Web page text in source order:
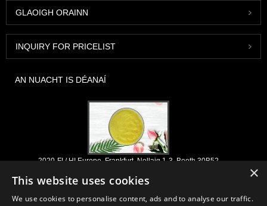
GLAOIGH ORAINN
INQUIRY FOR PRICELIST
AN NUACHT IS DÉANAÍ
2020-FI / HI Europe, Frankfurt, Nollaig 1-3, Booth 30B52
2021/03/30
Déanaimid na comhábhair agus na táirgí riachtanacha a fhorbairt, a
×
This website uses cookies
We use cookies to personalise content, ads and to analyse our traffic.